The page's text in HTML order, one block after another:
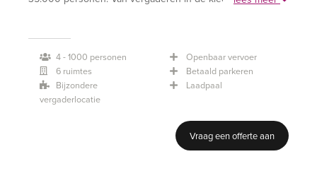
met behulp van 4 levensgrote schermen.
Philips Stadion Events ontzorgt en denkt mee en begeleidt
uw evenement van A tot Z.
Philips Stadion is de plek bij uitstek die topvoetbal en de
4 - 1000 personen
6 ruimtes
Bijzondere
vergaderlocatie
Openbaar vervoer
Betaald parkeren
Laadpaal
Vraag een offerte aan